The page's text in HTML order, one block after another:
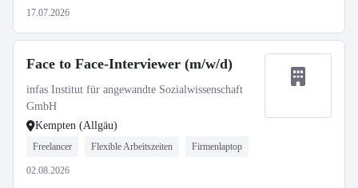
17.07.2026
Face to Face-Interviewer (m/w/d)
infas Institut für angewandte Sozialwissenschaft
GmbH
Kempten (Allgäu)
Freelancer Flexible Arbeitszeiten Firmenlaptop
02.08.2026